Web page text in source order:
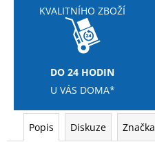
KVALITNÍHO ZBOŽÍ
DO 24 HODIN
U VÁS DOMA*
Popis Diskuze Značka